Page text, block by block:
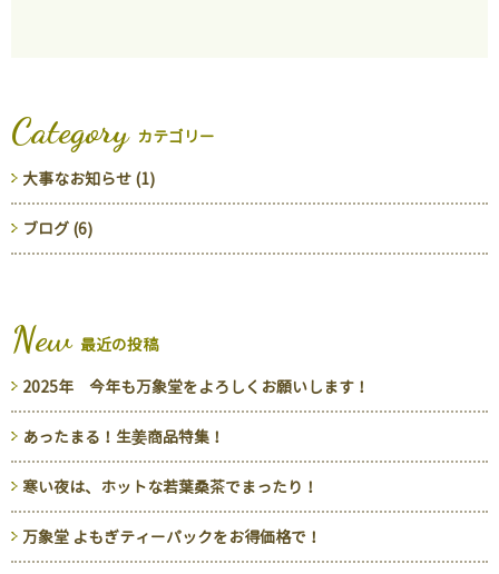
Category カテゴリー
大事なお知らせ (1)
ブログ (6)
New 最近の投稿
2025年 今年も万象堂をよろしくお願いします！
あったまる！生姜商品特集！
寒い夜は、ホットな若葉桑茶でまったり！
万象堂 よもぎティーパックをお得価格で！